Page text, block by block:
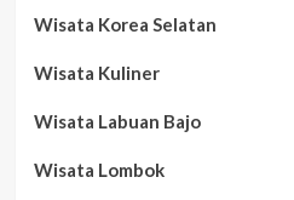
Wisata Korea Selatan
Wisata Kuliner
Wisata Labuan Bajo
Wisata Lombok